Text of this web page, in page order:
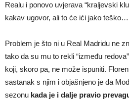
Realu i ponovo uvjerava “kraljevski
kakav ugovor, ali to će ići jako teško…
Problem je što ni u Real Madridu ne
tako da su mu to rekli “između
koji, skoro pa, ne može ispuniti.
sastanak s njim i objašnjeno je da
sezonu kada je i dalje pravio